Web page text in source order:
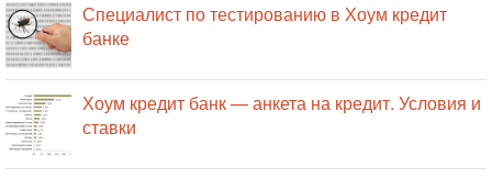
Специалист по тестированию в Хоум кредит
банке
Хоум кредит банк — анкета на кредит. Условия и
ставки